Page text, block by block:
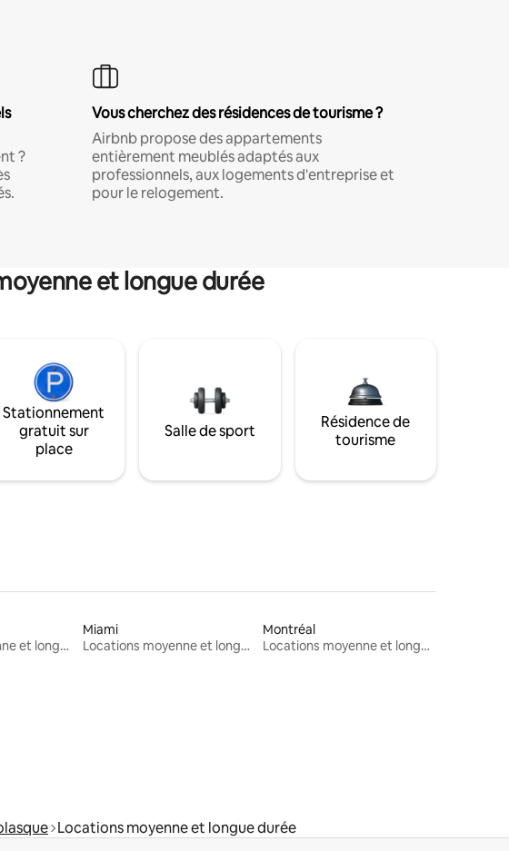
?
Vous cherchez des résidences de tourisme ?
Airbnb propose des appartements
entièrement meublés adaptés aux
professionnels, aux logements d'entreprise et
pour le relogement.
et longue durée
Stationnement
gratuit sur
place
Salle de sport
Résidence de
tourisme
Locations moyenne et longue durée
Miami
Locations moyenne et longue durée
Montréal
Locations moyenne et longue durée
Locations moyenne et longue durée